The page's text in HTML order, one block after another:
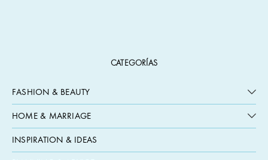
CATEGORÍAS
FASHION & BEAUTY
HOME & MARRIAGE
INSPIRATION & IDEAS